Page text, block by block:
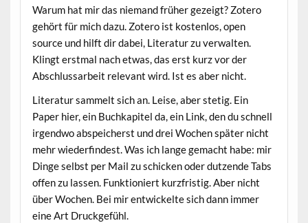
Warum hat mir das niemand früher gezeigt? Zotero
gehört für mich dazu. Zotero ist kostenlos, open
source und hilft dir dabei, Literatur zu verwalten.
Klingt erstmal nach etwas, das erst kurz vor der
Abschlussarbeit relevant wird. Ist es aber nicht.
Literatur sammelt sich an. Leise, aber stetig. Ein
Paper hier, ein Buchkapitel da, ein Link, den du schnell
irgendwo abspeicherst und drei Wochen später nicht
mehr wiederfindest. Was ich lange gemacht habe: mir
Dinge selbst per Mail zu schicken oder dutzende Tabs
offen zu lassen. Funktioniert kurzfristig. Aber nicht
über Wochen. Bei mir entwickelte sich dann immer
eine Art Druckgefühl.